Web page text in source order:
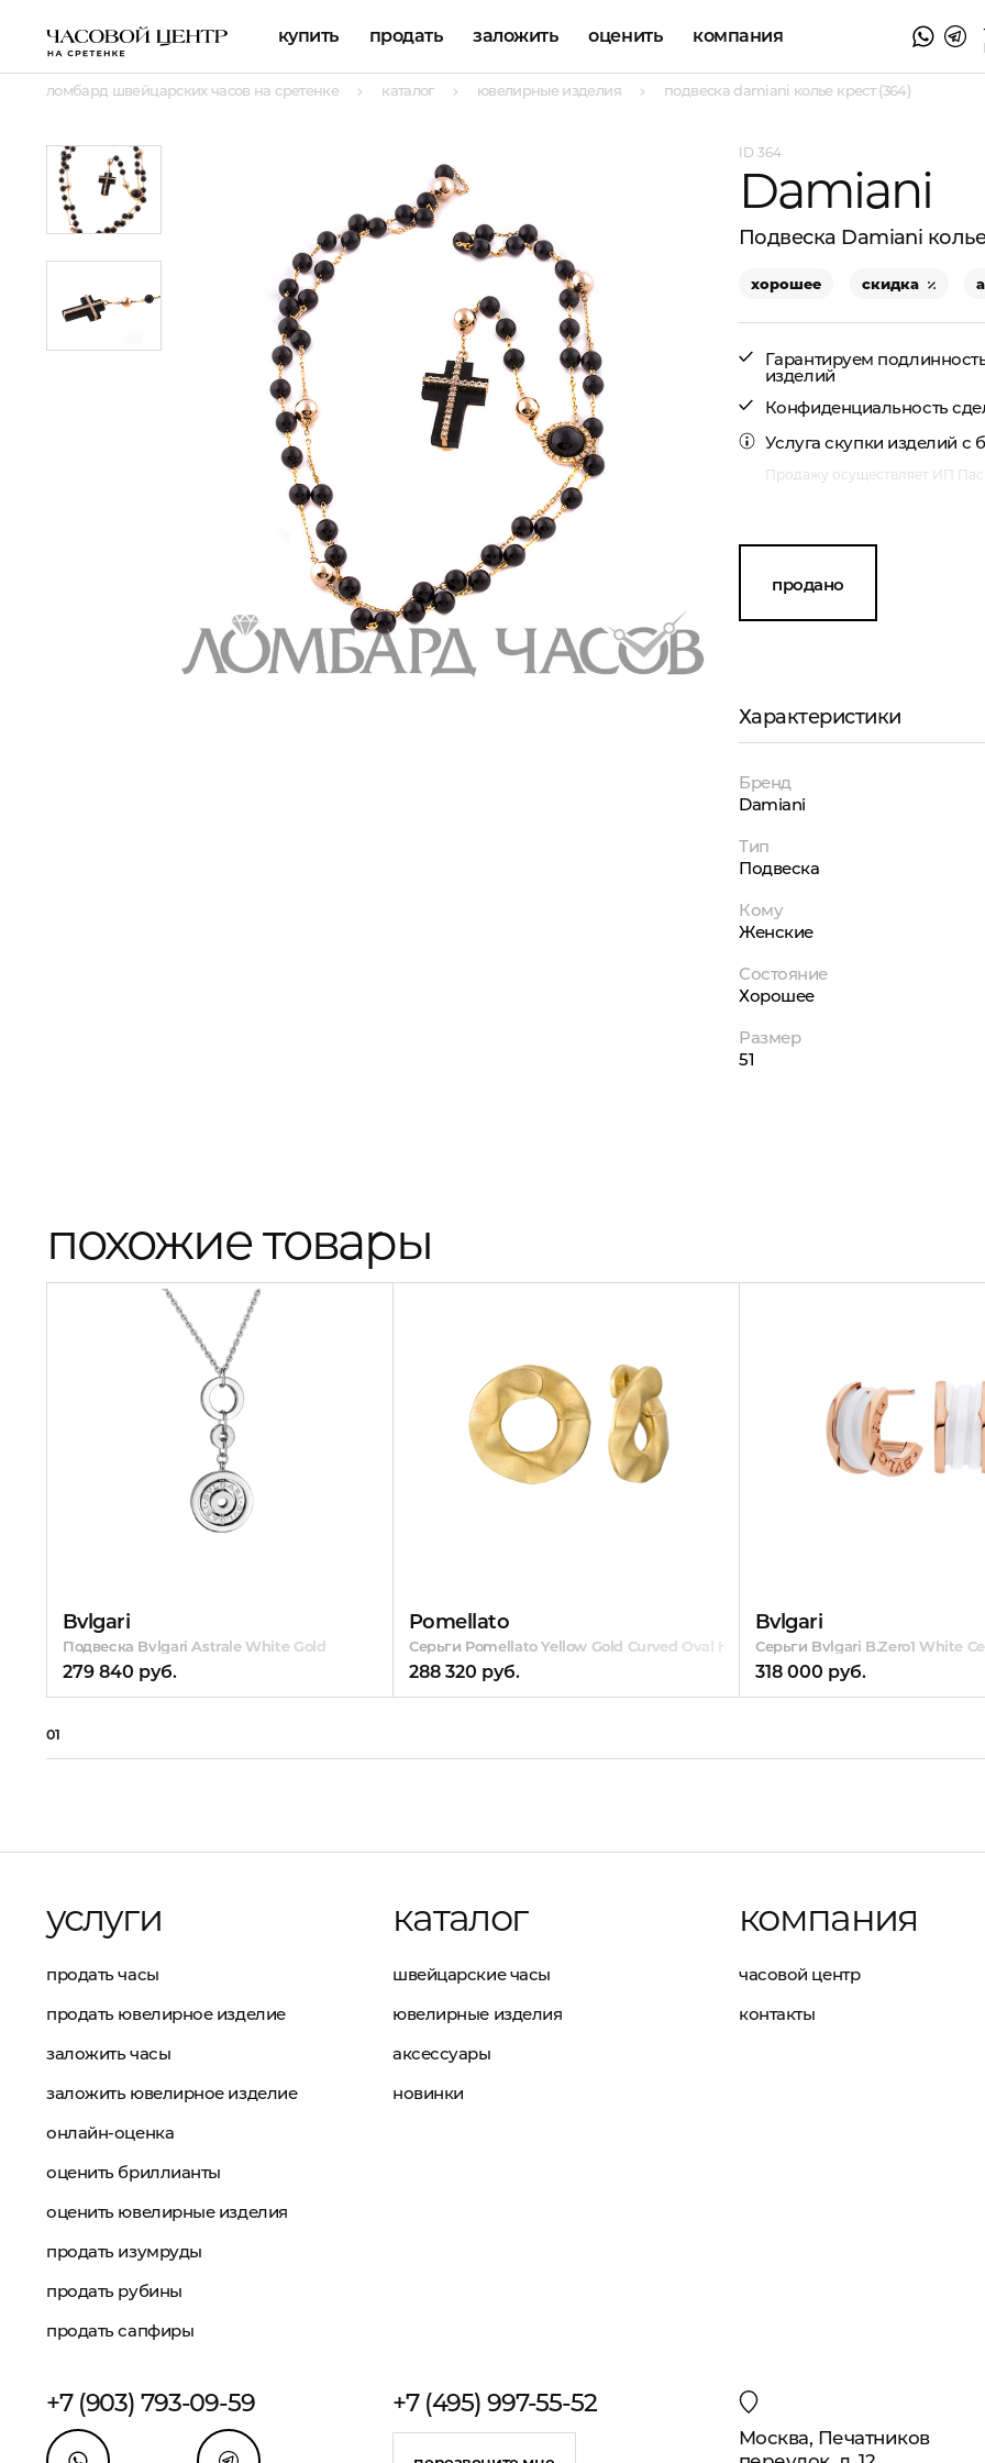
купить продать заложить оценить компания
ломбард швейцарских часов на сретенке каталог ювелирные изделия подвеска damiani колье крест (364)
364
Damiani
Подвеска Damiani
хорошее скидка
Гарантируем
изделий
Конфиденциальность
Услугаскупки изделий с
Продажу осуществляет ИП
продано
Характеристики
Бренд
Damiani
Тип
Подвеска
Кому
Женские
Состояние
Хорошее
Размер
51
похожие товары
Bvlgari
Подвеска Bvlgari Astrale White Gold
279 840 руб.
Pomellato
Серьги Pomellato Yellow Gold Curved Oval Hoop with Hinges
288 320 руб.
Bvlgari
Серьги Bvlgari B.Zero1 White
318 000 руб.
01
услуги
продать часы
продать ювелирное изделие
заложить часы
заложить ювелирное изделие
онлайн-оценка
оценить бриллианты
оценить ювелирные изделия
продать изумруды
продать рубины
продать сапфиры
каталог
швейцарские часы
ювелирные изделия
аксессуары
новинки
компания
часовой центр
контакты
+7 (903) 793-09-59 +7 (495) 997-55-52
Москва, Печатников